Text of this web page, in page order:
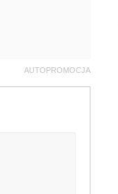
AUTOPROMOCJA